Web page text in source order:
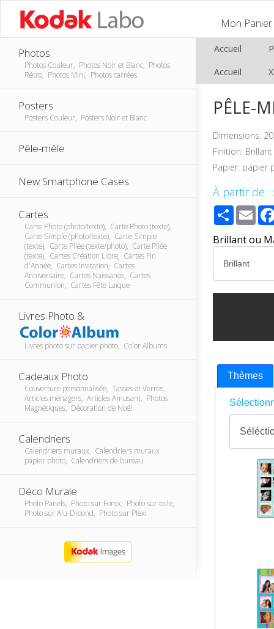
Mon Panier
Photos
Photos Couleur, Photos Noir et Blanc, Photos
Rétro, Photos Mini, Photos carrées
Posters
Posters Couleur, Posters Noir et Blanc
Pêle-mêle
New Smartphone Cases
Cartes
Carte Photo (photo/texte), Carte Photo (texte),
Carte Simple (photo/texte), Carte Simple
(texte), Carte Pliée (texte/photo), Carte Pliée
(texte), Cartes Création Libre, Cartes Fin
d'Année, Cartes Invitation, Cartes
Anniversaire, Cartes Naissance, Cartes
Communion, Cartes Fête Laïque
Livres Photo &
Livres photo sur papier photo, Color Albums
Cadeaux Photo
Couverture personnalisée, Tasses et Verres,
Articles ménagers, Articles Amusant, Photos
Magnétiques, Décoration de Noël
Calendriers
Calendriers muraux, Calendriers muraux
papier photo, Calendriers de bureau
Déco Murale
Photo Panels, Photo sur Forex, Photo sur toile,
Photo sur Alu-Dibond, Photo sur Plexi
Accueil
Accueil
PÊLE-
Dimensions:
Finition:
Papier: papier
À partir de :
Share
Brillant ou
Thèmes